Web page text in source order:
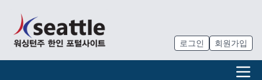
로그인 회원가입